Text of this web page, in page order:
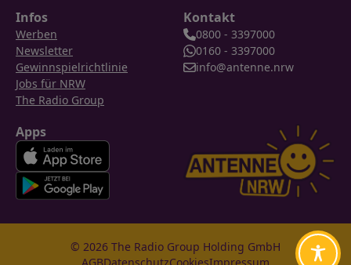
Infos
Werben
Newsletter
Gewinnspielrichtlinie
Jobs für NRW
The Radio Group
Kontakt
0800 - 3397000
0160 - 3397000
info@antenne.nrw
Apps
© 2026 The Radio Group Holding GmbH